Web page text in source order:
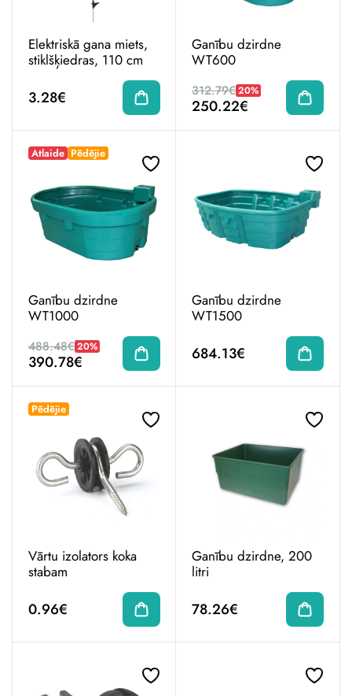
Elektriskā gana miets,
stiklšķiedras, 110 cm
3.28€
Ganību dzirdne
WT600
312.79€20%
250.22€
Atlaide Pēdējie
Ganību dzirdne
WT1000
488.48€20%
390.78€
Ganību dzirdne
WT1500
684.13€
Pēdējie
Vārtu izolators koka
stabam
0.96€
Ganību dzirdne, 200
litri
78.26€